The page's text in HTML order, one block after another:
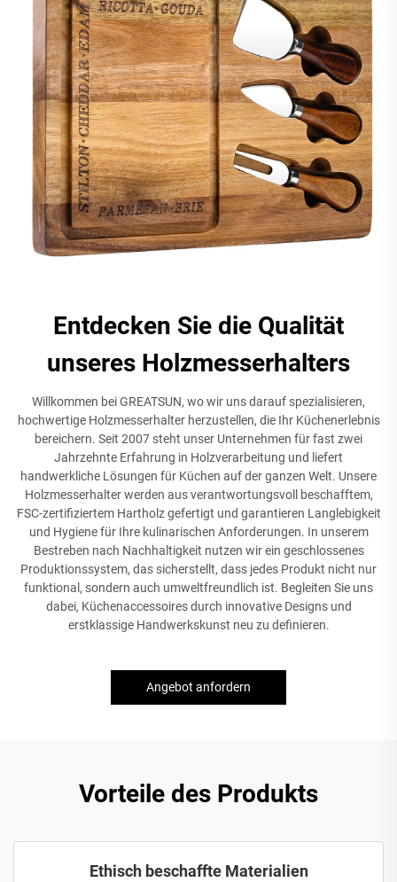
Entdecken Sie die Qualität
unseres Holzmesserhalters
Willkommen bei GREATSUN, wo wir uns darauf spezialisieren,
hochwertige Holzmesserhalter herzustellen, die Ihr Küchenerlebnis
bereichern. Seit 2007 steht unser Unternehmen für fast zwei
Jahrzehnte Erfahrung in Holzverarbeitung und liefert
handwerkliche Lösungen für Küchen auf der ganzen Welt. Unsere
Holzmesserhalter werden aus verantwortungsvoll beschafftem,
FSC-zertifiziertem Hartholz gefertigt und garantieren Langlebigkeit
und Hygiene für Ihre kulinarischen Anforderungen. In unserem
Bestreben nach Nachhaltigkeit nutzen wir ein geschlossenes
Produktionssystem, das sicherstellt, dass jedes Produkt nicht nur
funktional, sondern auch umweltfreundlich ist. Begleiten Sie uns
dabei, Küchenaccessoires durch innovative Designs und
erstklassige Handwerkskunst neu zu definieren.
Angebot anfordern
Vorteile des Produkts
Ethisch beschaffte Materialien